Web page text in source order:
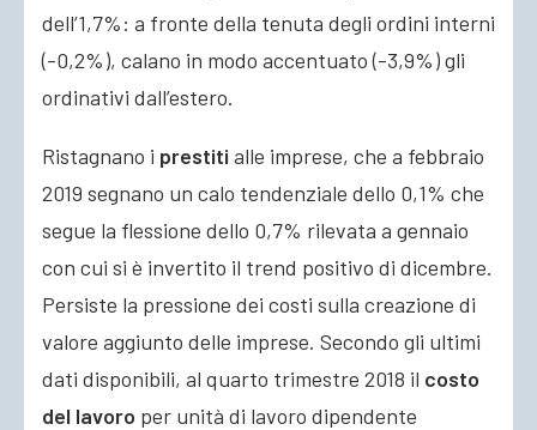
dell’1,7%: a fronte della tenuta degli ordini interni
(-0,2%), calano in modo accentuato (-3,9%) gli
ordinativi dall’estero.
Ristagnano i prestiti alle imprese, che a febbraio
2019 segnano un calo tendenziale dello 0,1% che
segue la flessione dello 0,7% rilevata a gennaio
con cui si è invertito il trend positivo di dicembre.
Persiste la pressione dei costi sulla creazione di
valore aggiunto delle imprese. Secondo gli ultimi
dati disponibili, al quarto trimestre 2018 il costo
del lavoro per unità di lavoro dipendente